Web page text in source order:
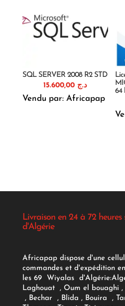
SQL SERVER 2008 R2 STD
د.ج 15.600,00
Vendu par: Africapap
64
Livraison en 24 à 72 heures
d'Algérie
Africapap dispose d'une
commandes et d'expédition
les 69 Wiyalas d'Algérie:
Laghouat , Oum el bouaghi ,
, Bechar , Blida , Bouira ,